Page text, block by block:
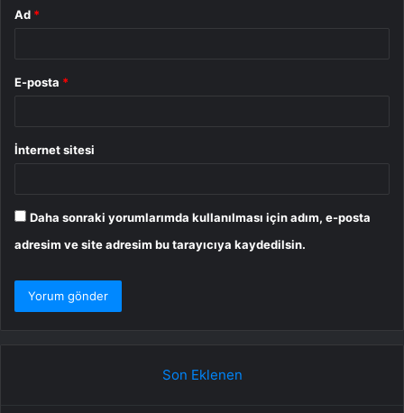
Ad *
E-posta *
İnternet sitesi
Daha sonraki yorumlarımda kullanılması için adım, e-posta
adresim ve site adresim bu tarayıcıya kaydedilsin.
Son Eklenen